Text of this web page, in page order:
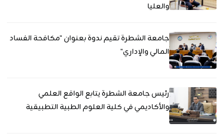
والعليا
جامعة الشطرة تقيم ندوة بعنوان "مكافحة الفساد
المالي والإداري"
رئيس جامعة الشطرة يتابع الواقع العلمي
والأكاديمي في كلية العلوم الطبية التطبيقية